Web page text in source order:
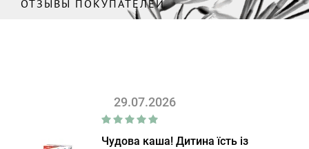
ОТЗЫВЫ ПОКУПАТЕЛЕЙ
29.07.2026
Чудова каша! Дитина їсть із